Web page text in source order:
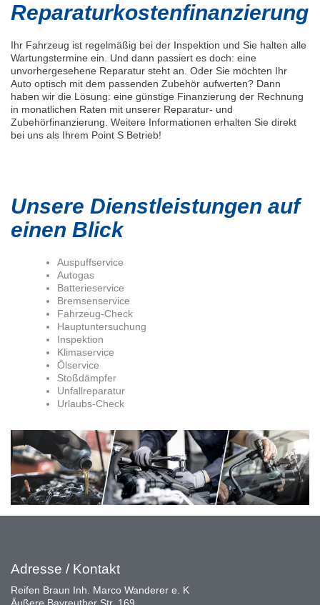
Reparaturkostenfinanzierung
Ihr Fahrzeug ist regelmäßig bei der Inspektion und Sie halten alle
Wartungstermine ein. Und dann passiert es doch: eine
unvorhergesehene Reparatur steht an. Oder Sie möchten Ihr
Auto optisch mit dem passenden Zubehör aufwerten? Dann
haben wir die Lösung: eine günstige Finanzierung der Rechnung
in monatlichen Raten mit unserer Reparatur- und
Zubehörfinanzierung. Weitere Informationen erhalten Sie direkt
bei uns als Ihrem Point S Betrieb!
Unsere Dienstleistungen auf
einen Blick
Auspuffservice
Autogas
Batterieservice
Bremsenservice
Fahrzeug-Check
Hauptuntersuchung
Inspektion
Klimaservice
Ölservice
Stoßdämpfer
Unfallreparatur
Urlaubs-Check
Adresse / Kontakt
Reifen Braun Inh. Marco Wanderer e. K